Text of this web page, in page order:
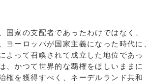
家の支配者であったわけではなく、
ーロッパが国家主義になった時代に、
よって召喚されて成立した地位であっ
、かつて世界的な覇権をほしいままに
権を獲得すべく、ネーデルランド共和